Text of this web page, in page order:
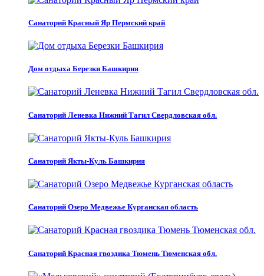
Санаторий Красный Яр Пермский край
Дом отдыха Березки Башкирия
Санаторий Леневка Нижний Тагил Свердловская обл.
Санаторий Якты-Куль Башкирия
Санаторий Озеро Медвежье Курганская область
Санаторий Красная гвоздика Тюмень Тюменская обл.